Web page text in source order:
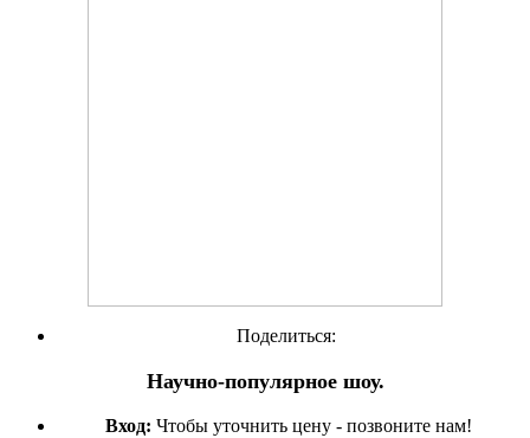
Поделиться:
Научно-популярное шоу.
Вход: Чтобы уточнить цену - позвоните нам!